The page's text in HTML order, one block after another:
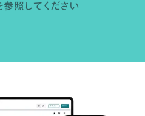
参照してください